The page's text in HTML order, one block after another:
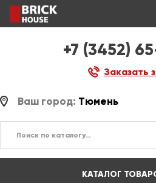
+7 (3452)
Заказать
Ваш город: Тюмень
КАТАЛОГ